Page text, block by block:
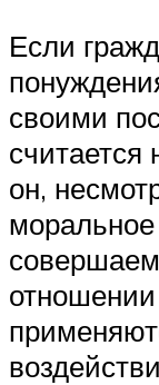
Если
своими
он,